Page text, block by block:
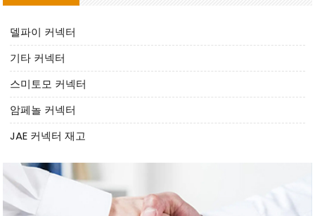
델파이 커넥터
기타 커넥터
스미토모 커넥터
암페놀 커넥터
JAE 커넥터 재고